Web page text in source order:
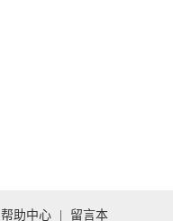
帮助中心 留言本